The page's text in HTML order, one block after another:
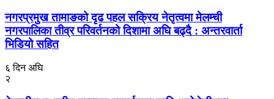
नगरप्रमुख तामाङको दृढ पहल सक्रिय नेतृत्वमा मेलम्ची
नगरपालिका तीव्र परिवर्तनको दिशामा अघि बढ्दै : अन्तरवार्ता
भिडियो सहित
६ दिन अघि
२